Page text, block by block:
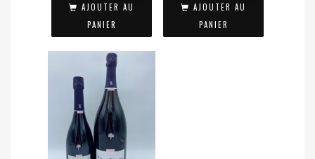
AJOUTER AU
PANIER
AJOUTER AU
PANIER